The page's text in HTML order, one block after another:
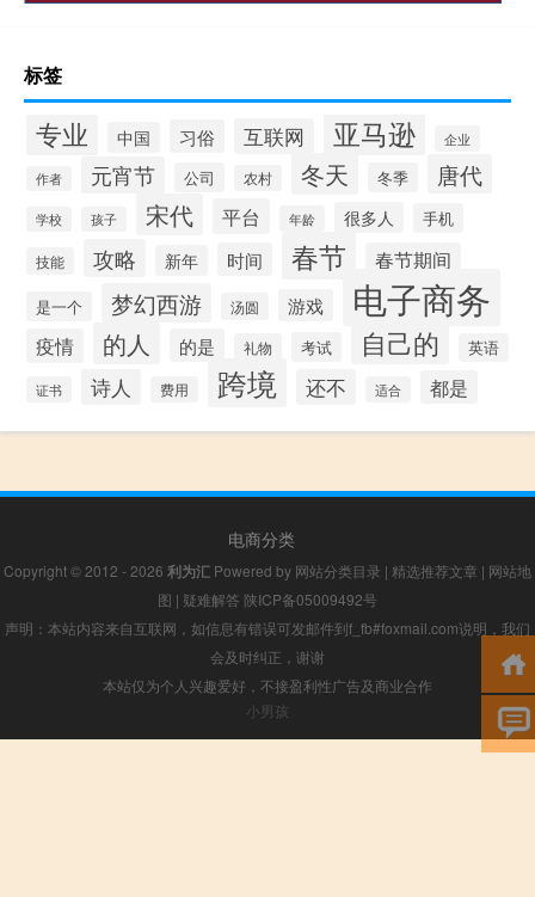
标签
专业 中国 习俗 互联网 亚马逊 企业
作者 元宵节 公司 农村 冬天 冬季 唐代
学校 孩子 宋代 平台 年龄 很多人 手机
技能 攻略 新年 时间 春节 春节期间
是一个 梦幻西游 汤圆 游戏 电子商务
疫情 的人 的是 礼物 考试 自己的 英语
证书 诗人 费用 跨境 还不 适合 都是
电商分类
Copyright © 2012 - 2026 利为汇 Powered by 网站分类目录 | 精选推荐文章 | 网站地
图 | 疑难解答 陕ICP备05009492号
声明：本站内容来自互联网，如信息有错误可发邮件到f_fb#foxmail.com说明，我们
会及时纠正，谢谢
本站仅为个人兴趣爱好，不接盈利性广告及商业合作
小男孩